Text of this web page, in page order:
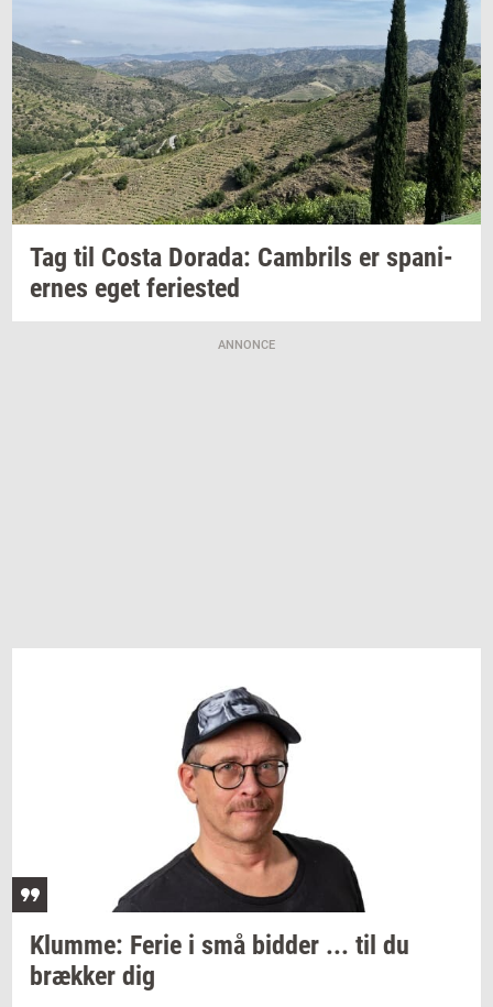
Tag til Costa Dora­da: Cam­brils er spa­ni­
er­nes eget fe­ri­e­sted
ANNONCE
Klum­me: Ferie i små bid­der ... til du
bræk­ker dig